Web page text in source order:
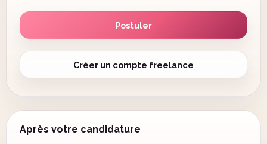
Postuler
Créer un compte freelance
Après votre candidature